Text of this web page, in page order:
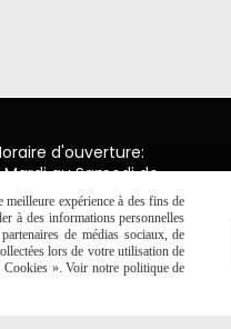
d'ouverture:
Mardi au Samedi de
- 12H30 / 14H00-18H30
expérience à des fins de
à des informations personnelles
de médias sociaux, de
lors de votre utilisation de
Cookies ». Voir notre politique de